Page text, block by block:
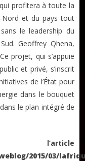
profitera à toute la
Nord et du pays tout
le leadership du
Geoffrey Qhena,
projet, qui s’appuie
et privé, s’inscrit
de l’État pour
dans le bouquet
le plan intégré de
2015/03/